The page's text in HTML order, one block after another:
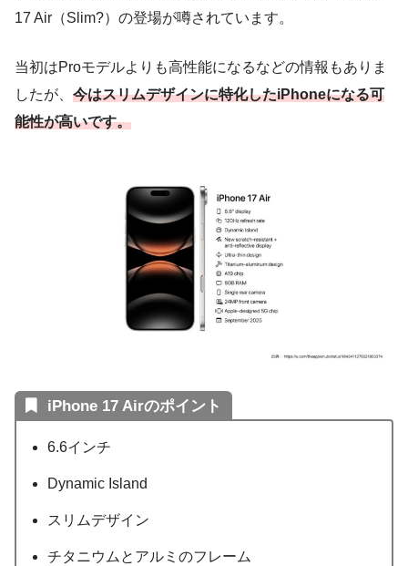
17 Air（Slim?）の登場が噂されています。
当初はProモデルよりも高性能になるなどの情報もありま
したが、 今はスリムデザインに特化したiPhoneになる可
能性が高いです。
iPhone 17 Airのポイント
6.6インチ
Dynamic Island
スリムデザイン
チタニウムとアルミのフレーム